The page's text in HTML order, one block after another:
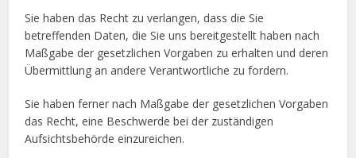
Sie haben das Recht zu verlangen, dass die Sie
betreffenden Daten, die Sie uns bereitgestellt haben nach
Maßgabe der gesetzlichen Vorgaben zu erhalten und deren
Übermittlung an andere Verantwortliche zu fordern.
Sie haben ferner nach Maßgabe der gesetzlichen Vorgaben
das Recht, eine Beschwerde bei der zuständigen
Aufsichtsbehörde einzureichen.